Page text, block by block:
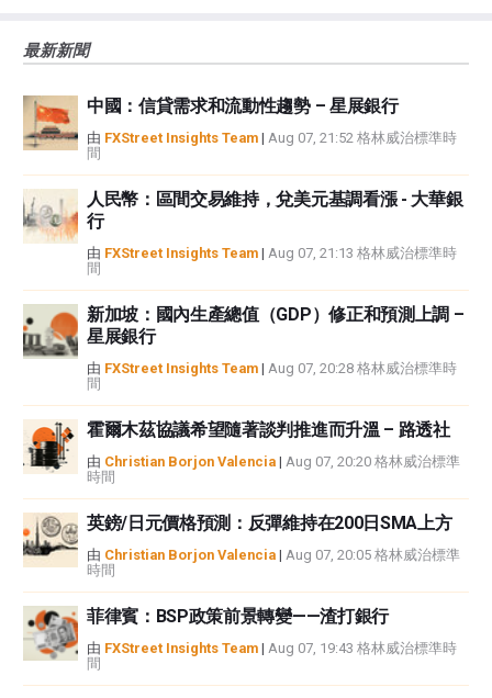
觀點，並不代表FXStreet或其廣告商的官方政策或立場。作者不對本頁連結的
如果文章正文中沒有明確提到，在撰寫本文時，作者在本文中提到的任何股票
中都沒有頭寸，也沒有與文中提到的任何公司有業務關係。除了FXStreet，作
者沒有收到撰寫這篇文章的報酬。
FXStreet和作者不提供個性化的建議。作者對該資訊的準確性、完整性或適用
性不作任何陳述。FXStreet和作者將不承擔任何錯誤，遺漏或任何損失，傷害
或損害由此資訊及其顯示或使用引起的。錯誤和遺漏除外。本文作者和
FXStreet並非註冊投資顧問，本文內容無意提供任何投資建議。
最新新聞
中國：信貸需求和流動性趨勢 – 星展銀行
由 FXStreet Insights Team | Aug 07, 21:52 格林威治標準時
間
人民幣：區間交易維持，兌美元基調看漲 - 大華銀
行
由 FXStreet Insights Team | Aug 07, 21:13 格林威治標準時
間
新加坡：國內生產總值（GDP）修正和預測上調 –
星展銀行
由 FXStreet Insights Team | Aug 07, 20:28 格林威治標準時
間
霍爾木茲協議希望隨著談判推進而升溫 – 路透社
由 Christian Borjon Valencia | Aug 07, 20:20 格林威治標準
時間
英鎊/日元價格預測：反彈維持在200日SMA上方
由 Christian Borjon Valencia | Aug 07, 20:05 格林威治標準
時間
菲律賓：BSP政策前景轉變——渣打銀行
由 FXStreet Insights Team | Aug 07, 19:43 格林威治標準時
間